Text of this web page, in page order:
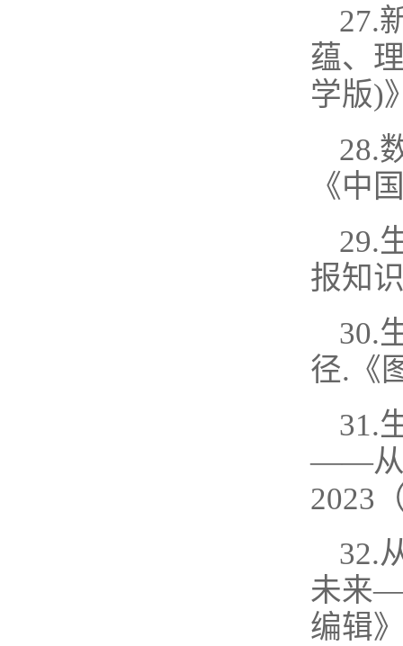
27.
蕴、
学版)
28.
《中
29.
报知
30.
径.《
31.
——从
2023
32.
未来
编辑